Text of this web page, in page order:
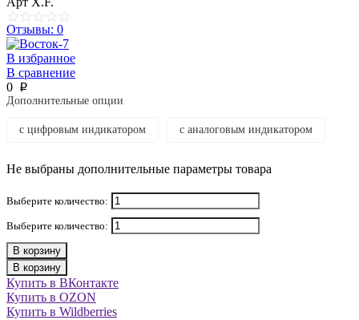
Отзывы: 0
В избранное
В сравнение
0 p
Дополнительные опции
с цифровым индикатором с аналоговым индикатором
Не выбраны дополнительные параметры товара
Выберите количество:
Выберите количество:
В корзину
В корзину
Купить в ВКонтакте
Купить в OZON
Купить в Wildberries